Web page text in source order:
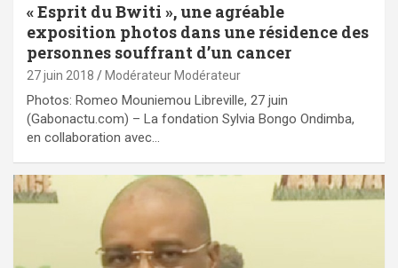
« Esprit du Bwiti », une agréable
exposition photos dans une résidence des
personnes souffrant d’un cancer
27 juin 2018 Modérateur Modérateur
Photos: Romeo Mouniemou Libreville, 27 juin
(Gabonactu.com) – La fondation Sylvia Bongo Ondimba,
en collaboration avec…